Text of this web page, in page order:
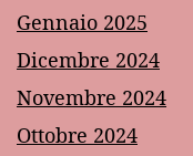
Gennaio 2025
Dicembre 2024
Novembre 2024
Ottobre 2024